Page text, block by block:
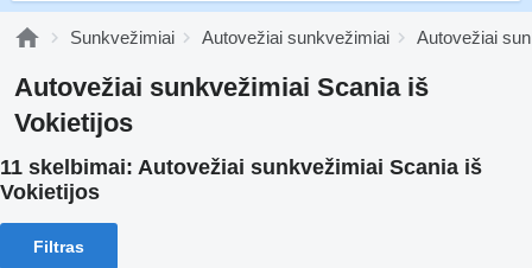
Sunkvežimiai Autovežiai sunkvežimiai Autovežiai
Autovežiai sunkvežimiai Scania iš
Vokietijos
11 skelbimai: Autovežiai sunkvežimiai Scania iš
Vokietijos
Filtras